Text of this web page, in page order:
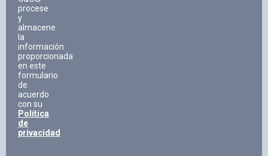
procese
y
almacene
la
información
proporcionada
en este
formulario
de
acuerdo
con su
Política
de
privacidad